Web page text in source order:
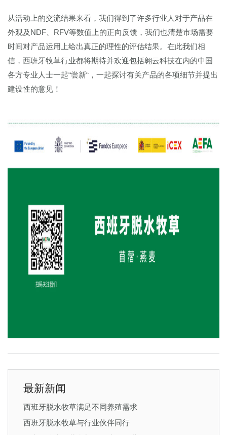
从活动上的交流结果来看，我们得到了许多行业人对于产品在
外观及NDF、RFV等数值上的正向反馈，我们也清楚市场需要
时间对产品运用上给出真正的理性的评估结果。在此我们相
信，西班牙牧草行业都将期待并欢迎包括翱云科技在内的中国
各方专业人士一起“尝新“，一起探讨有关产品的各项细节并提出
建设性的意见！
最新新闻
西班牙脱水牧草满足不同养殖需求
西班牙脱水牧草与行业伙伴同行